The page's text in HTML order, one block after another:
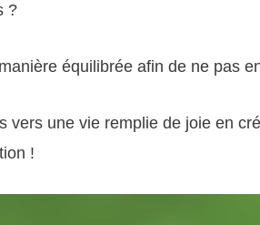
?
équilibrée afin de ne pas
une vie remplie de joie en
!